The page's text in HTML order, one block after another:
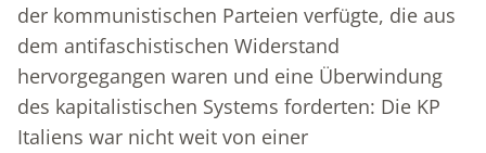
der kommunistischen Parteien verfügte, die aus
dem antifaschistischen Widerstand
hervorgegangen waren und eine Überwindung
des kapitalistischen Systems forderten: Die KP
Italiens war nicht weit von einer